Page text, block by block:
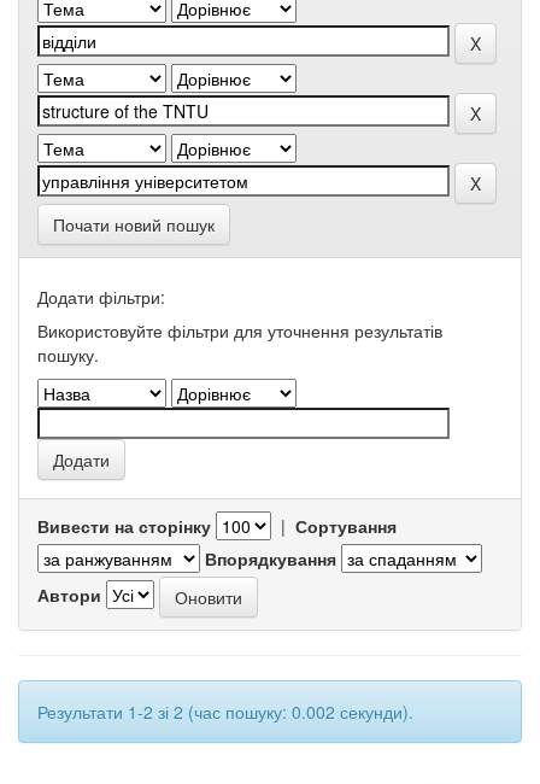
Почати новий пошук
Додати фільтри:
Використовуйте фільтри для уточнення результатів
пошуку.
Вивести на сторінку | Сортування
Впорядкування
Автори
Результати 1-2 зі 2 (час пошуку: 0.002 секунди).